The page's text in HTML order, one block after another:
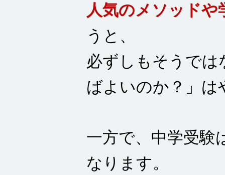
人気のメソッド
うと、
必ずしもそうでは
ばよいのか？」
一方で、中学受験
なります。